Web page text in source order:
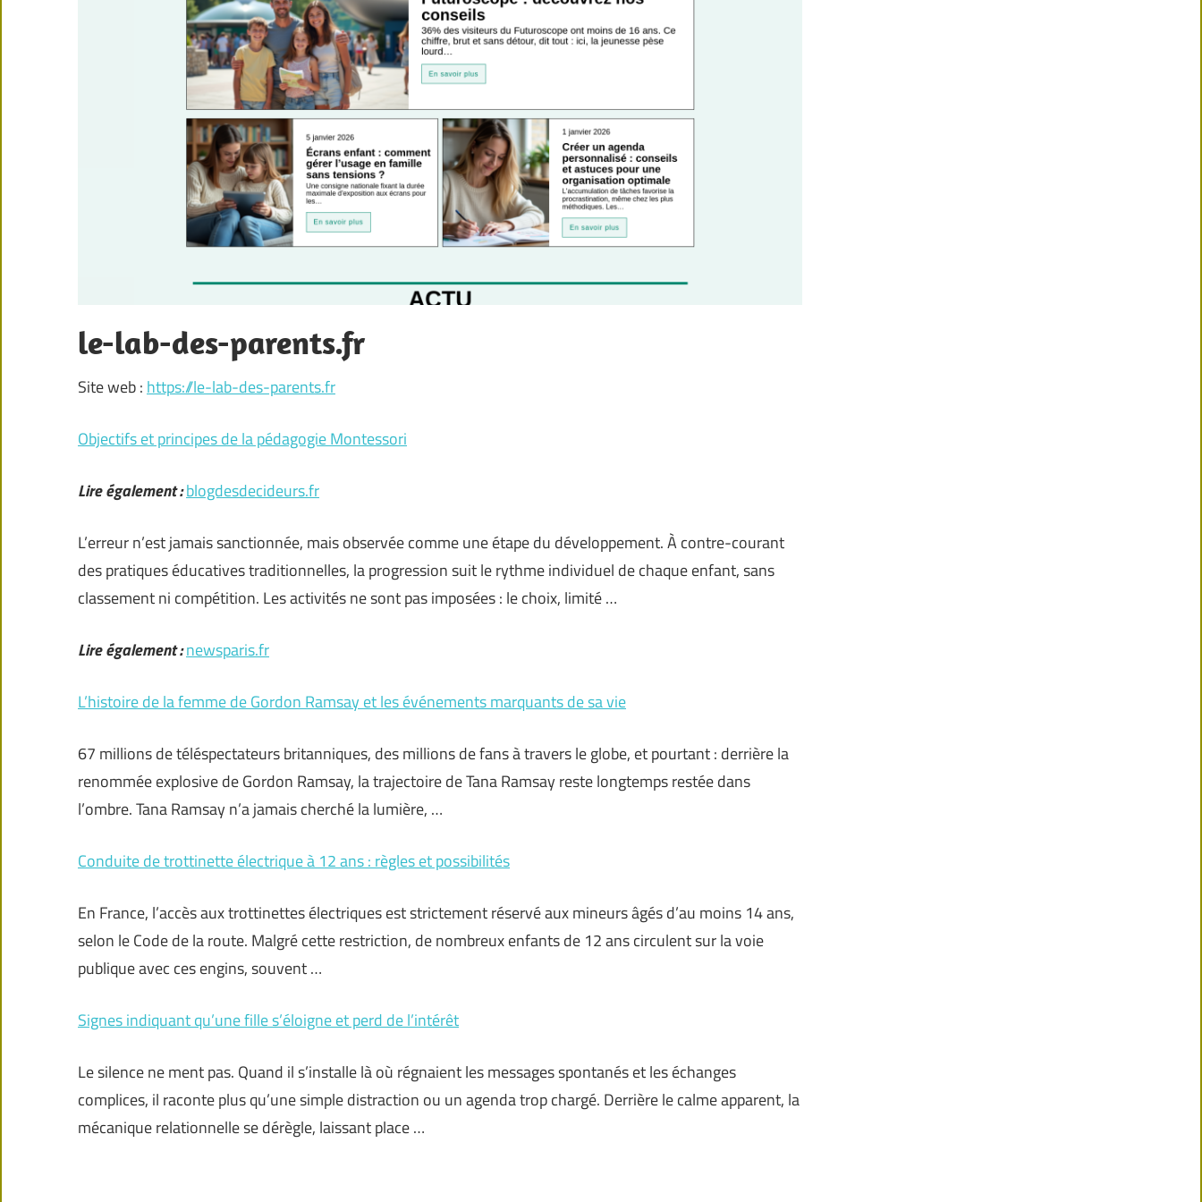
le-lab-des-parents.fr
Site web : https://le-lab-des-parents.fr
Objectifs et principes de la pédagogie Montessori
Lire également :blogdesdecideurs.fr
L’erreur n’est jamais sanctionnée, mais observée comme une étape du développement. À contre-courant
des pratiques éducatives traditionnelles, la progression suit le rythme individuel de chaque enfant, sans
classement ni compétition. Les activités ne sont pas imposées : le choix, limité …
Lire également :newsparis.fr
L’histoire de la femme de Gordon Ramsay et les événements marquants de sa vie
67 millions de téléspectateurs britanniques, des millions de fans à travers le globe, et pourtant : derrière la
renommée explosive de Gordon Ramsay, la trajectoire de Tana Ramsay reste longtemps restée dans
l’ombre. Tana Ramsay n’a jamais cherché la lumière, …
Conduite de trottinette électrique à 12 ans : règles et possibilités
En France, l’accès aux trottinettes électriques est strictement réservé aux mineurs âgés d’au moins 14 ans,
selon le Code de la route. Malgré cette restriction, de nombreux enfants de 12 ans circulent sur la voie
publique avec ces engins, souvent …
Signes indiquant qu’une fille s’éloigne et perd de l’intérêt
Le silence ne ment pas. Quand il s’installe là où régnaient les messages spontanés et les échanges
complices, il raconte plus qu’une simple distraction ou un agenda trop chargé. Derrière le calme apparent, la
mécanique relationnelle se dérègle, laissant place …